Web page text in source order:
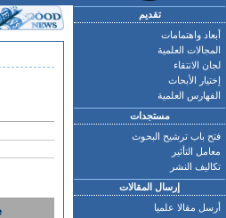
تقديم
أبعاد واهتمامات
المجالات العلمية
لجان الانتقاء
إختيار الأبحاث
الفهارس العلمية
مستجدات
فتح باب ترشيح البحوث
معامل التأثير
تكاليف النشر
إرسال المقالات
أرسل مقالا علميا